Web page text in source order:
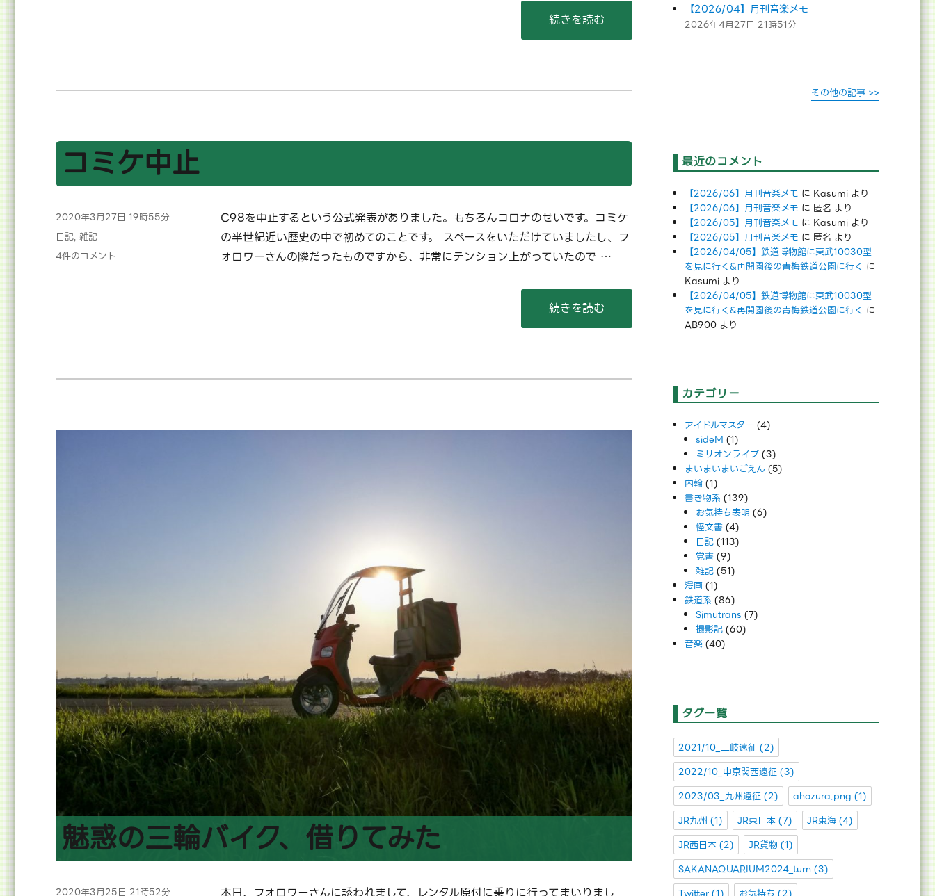
偏
る、
オ
ラ
イ
ブ
の
ド
“【前半20名】独断と偏見で語る、ミリオンライブのシアター組アイドル全
続きを読む
コミケ中止
投
稿
2020年3月27日 19時55分
カ
テ
日記,雑記
コ
4件のコメント
C98を中止するという公式発表がありました。もちろんコロナのせいです。コミケ
の半世紀近い歴史の中で初めてのことです。 スペースをいただけていましたし、フ
ォロワーさんの隣だったものですから、非常にテンション上がっていたので …
“コミケ中止” の
続きを読む
魅惑の三輪バイク、借りてみた
投
2020年3月25日 21時52分
【2026/04】月刊音楽メモ
2026年4月27日 21時51分
その他の記事 >>
最近のコメント
【2026/06】月刊音楽メモ に Kasumi より
【2026/06】月刊音楽メモ に 匿名 より
【2026/05】月刊音楽メモ に Kasumi より
【2026/05】月刊音楽メモ に 匿名 より
【2026/04/05】鉄道博物館に東武10030型
を見に行く&再開園後の青梅鉄道公園に行く に
Kasumi より
【2026/04/05】鉄道博物館に東武10030型
を見に行く&再開園後の青梅鉄道公園に行く に
AB900 より
カテゴリー
アイドルマスター (4)
sideM (1)
ミリオンライブ(3)
まいまいまいごえん (5)
内輪(1)
書き物系 (139)
お気持ち表明 (6)
怪文書(4)
日記(113)
覚書(9)
雑記(51)
漫画(1)
鉄道系 (86)
Simutrans (7)
撮影記(60)
音楽 (40)
タグ一覧
2021/10_三岐遠征(2)
2022/10_中京関西遠征(3)
2023/03_九州遠征(2) ahozura.png (1)
JR九州 (1) JR東日本(7) JR東海(4)
JR西日本(2) JR貨物 (1)
SAKANAQUARIUM2024_turn (3)